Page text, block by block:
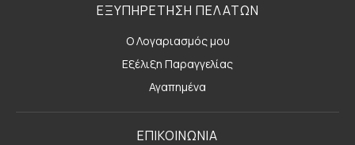
ΕΞΥΠΗΡΕΤΗΣΗ ΠΕΛΑΤΩΝ
Ο Λογαριασμός μου
Εξέλιξη Παραγγελίας
Αγαπημένα
ΕΠΙΚΟΙΝΩΝΙΑ